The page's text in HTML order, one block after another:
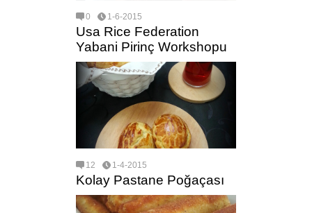
0 1-6-2015
Usa Rice Federation
Yabani Pirinç Workshopu
12 1-4-2015
Kolay Pastane Poğaçası